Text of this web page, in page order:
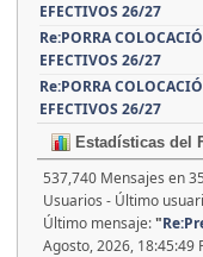
EFECTIVOS 26/27
Re:PORRA
EFECTIVOS 26/27
Re:PORRA
EFECTIVOS 26/27
Estadísticas del
537,740 Mensajes en
Usuarios - Último
Último mensaje:"
Agosto, 2026, 18:45:49